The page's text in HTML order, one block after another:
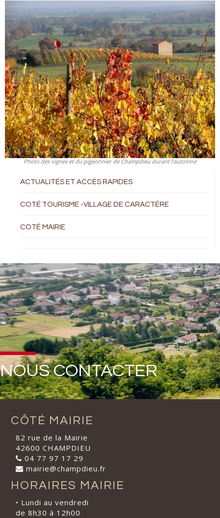
Photo des vignes et du pigeonnier de Champdieu durant l’automne
ACTUALITÉS ET ACCÈS RAPIDES
COTÉ TOURISME -VILLAGE DE CARACTÈRE
COTÉ MAIRIE
NOUS CONTACTER
CÔTÉ MAIRIE
82 rue de la Mairie
42600 CHAMPDIEU
04 77 97 17 29
mairie@champdieu.fr
HORAIRES MAIRIE
• Lundi au vendredi
de 8h30 à 12h00